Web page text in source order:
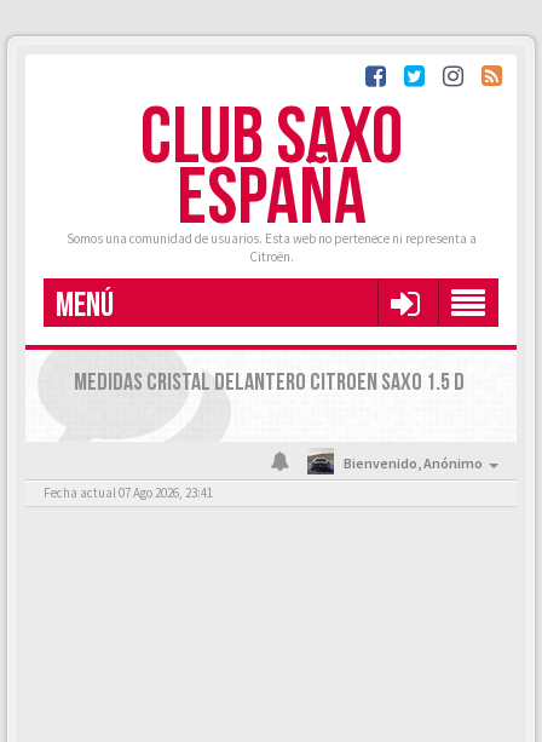
CLUB SAXO
ESPAÑA
Somos una comunidad de usuarios. Esta web no pertenece ni representa a
Citroën.
MENÚ
MEDIDAS CRISTAL DELANTERO CITROEN SAXO 1.5 D
Bienvenido,Anónimo
Fecha actual 07 Ago 2026, 23:41